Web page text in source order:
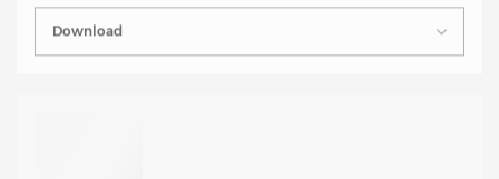
Download